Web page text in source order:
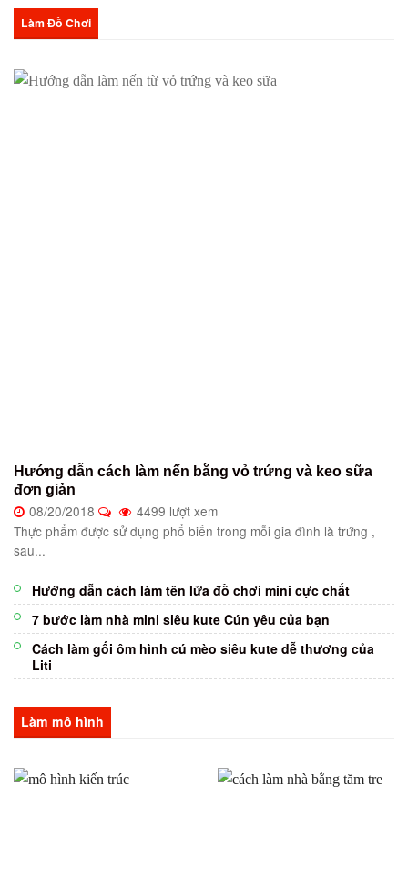
Làm Đồ Chơi
Hướng dẫn cách làm nến bằng vỏ trứng và keo sữa
đơn giản
08/20/2018
4499 lượt xem
Thực phẩm được sử dụng phổ biến trong mỗi gia đình là trứng ,
sau...
Hướng dẫn cách làm tên lửa đồ chơi mini cực chất
7 bước làm nhà mini siêu kute Cún yêu của bạn
Cách làm gối ôm hình cú mèo siêu kute dễ thương của
Liti
Làm mô hình